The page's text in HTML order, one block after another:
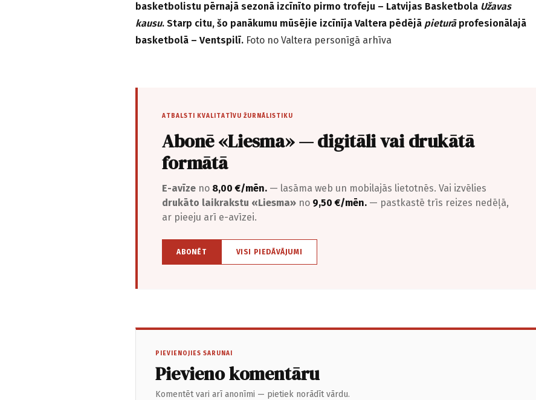
basketbolistu pērnajā sezonā izcīnīto pirmo trofeju – Latvijas Basketbola Užavas
kausu. Starp citu, šo panākumu mūsējie izcīnīja Valtera pēdējā pieturāprofesionālajā
basketbolā – Ventspilī. Foto no Valtera personīgā arhīva
ATBALSTI KVALITATĪVU ŽURNĀLISTIKU
Abonē «Liesma» — digitāli vai drukātā
formātā
E-avīze no 8,00 €/mēn. — lasāma web un mobilajās lietotnēs. Vai izvēlies
drukāto laikrakstu «Liesma» no 9,50 €/mēn. — pastkastē trīs reizes nedēļā,
ar pieeju arī e-avīzei.
ABONĒT VISI PIEDĀVĀJUMI
PIEVIENOJIES SARUNAI
Pievieno komentāru
Komentēt vari arī anonīmi — pietiek norādīt vārdu.